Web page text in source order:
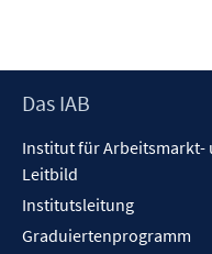
Footer
Das IAB
Institut für Arbeitsmarkt-
Leitbild
Institutsleitung
Graduiertenprogramm